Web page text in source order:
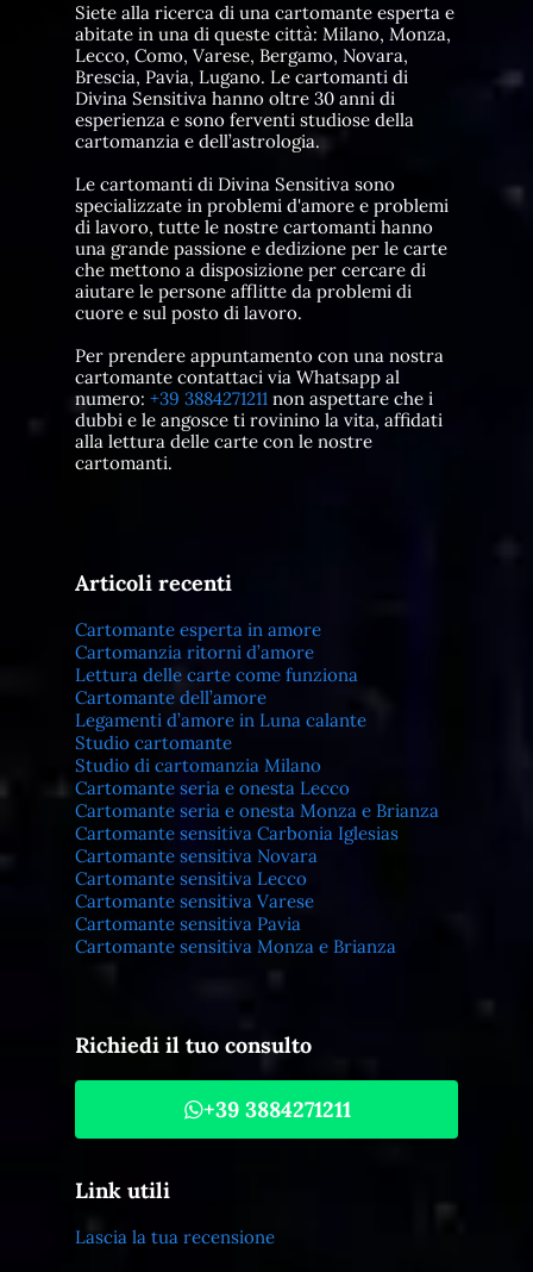
Siete alla ricerca di una cartomante esperta e
abitate in una di queste città: Milano, Monza,
Lecco, Como, Varese, Bergamo, Novara,
Brescia, Pavia, Lugano. Le cartomanti di
Divina Sensitiva hanno oltre 30 anni di
esperienza e sono ferventi studiose della
cartomanzia e dell’astrologia.
Le cartomanti di Divina Sensitiva sono
specializzate in problemi d'amore e problemi
di lavoro, tutte le nostre cartomanti hanno
una grande passione e dedizione per le carte
che mettono a disposizione per cercare di
aiutare le persone afflitte da problemi di
cuore e sul posto di lavoro.
Per prendere appuntamento con una nostra
cartomante contattaci via Whatsapp al
numero: +39 3884271211non aspettare che i
dubbi e le angosce ti rovinino la vita, affidati
alla lettura delle carte con le nostre
cartomanti.
Articoli recenti
Cartomante esperta in amore
Cartomanzia ritorni d’amore
Lettura delle carte come funziona
Cartomante dell’amore
Legamenti d’amore in Luna calante
Studio cartomante
Studio di cartomanzia Milano
Cartomante seria e onesta Lecco
Cartomante seria e onesta Monza e Brianza
Cartomante sensitiva Carbonia Iglesias
Cartomante sensitiva Novara
Cartomante sensitiva Lecco
Cartomante sensitiva Varese
Cartomante sensitiva Pavia
Cartomante sensitiva Monza e Brianza
Richiedi il tuo consulto
+39 3884271211
Link utili
Lascia la tua recensione